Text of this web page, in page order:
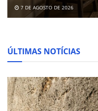
7 DE AGOSTO DE 2026
ÚLTIMAS NOTÍCIAS